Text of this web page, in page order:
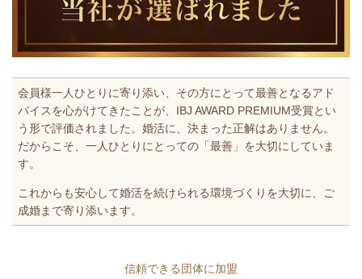
会員様一人ひとりに寄り添い、その方にとって最善となるアド
バイスを心がけてきたことが、IBJ AWARD PREMIUM受賞とい
う形で評価されました。婚活に、決まった正解はありません。
だからこそ、一人ひとりにとっての「最善」を大切にしていま
す。
これからも安心して婚活を続けられる環境づくりを大切に、ご
成婚まで寄り添います。
信頼できる団体に加盟